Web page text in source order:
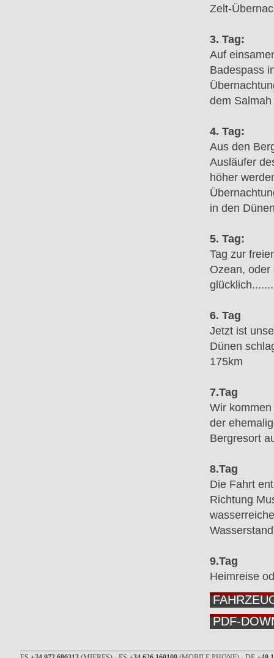
Zelt-
3. Tag:
Auf
Badespass
dem
4. Tag:
Aus den
Ausläufer
höher
in den
5. Tag:
Tag zur
Ozean, oder
6. Tag
Jetzt ist
Dünen
175km
7.Tag
Wir
der
Bergresort
8.Tag
Die Fahrt
Richtung
9.Tag
Heimreise
PDF-